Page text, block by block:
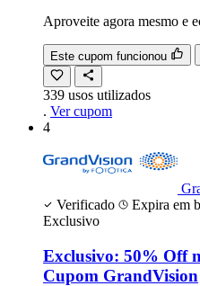
Aproveite agora mesmo e
Este cupom funcionou
339 usos utilizados
. Ver cupom
4
Verificado
Expira em
Exclusivo
Exclusivo: 50% Off
Cupom GrandVision